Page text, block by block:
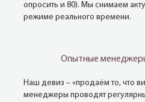
опросить и 80). Мы снимаем
режиме реального времени.
Опытные
Наш девиз – «продаём то, что
менеджеры проводят